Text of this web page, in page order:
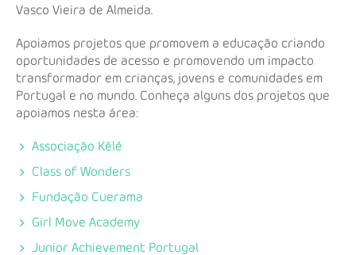
Vasco Vieira de Almeida.
Apoiamos projetos que promovem a educação criando
oportunidades de acesso e promovendo um impacto
transformador em crianças, jovens e comunidades em
Portugal e no mundo. Conheça alguns dos projetos que
apoiamos nesta área:
Associação Kêlê
Class of Wonders
Fundação Cuerama
Girl Move Academy
Junior Achievement Portugal